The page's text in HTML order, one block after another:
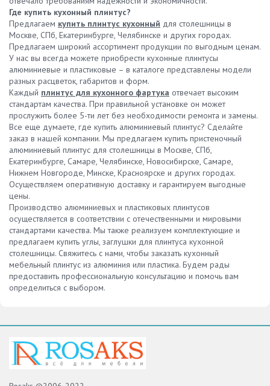
Где купить кухонный плинтус?
Предлагаем купить плинтус кухонный для столешницы в
Москве, СПб, Екатеринбурге, Челябинске и других городах.
Предлагаем широкий ассортимент продукции по выгодным ценам.
У нас вы всегда можете приобрести кухонные плинтусы
алюминиевые и пластиковые – в каталоге представлены модели
разных расцветок, габаритов и форм.
Каждый плинтус для кухонного фартука отвечает высоким
стандартам качества. При правильной установке он может
прослужить более 5-ти лет без необходимости ремонта и замены.
Все еще думаете, где купить алюминиевый плинтус? Сделайте
заказ в нашей компании. Мы предлагаем купить пристеночный
алюминиевый плинтус для столешницы в Москве, СПб,
Екатеринбурге, Самаре, Челябинске, Новосибирске, Самаре,
Нижнем Новгороде, Минске, Красноярске и других городах.
Осуществляем оперативную доставку и гарантируем выгодные
цены.
Производство алюминиевых и пластиковых плинтусов
осуществляется в соответствии с отечественными и мировыми
стандартами качества. Мы также реализуем комплектующие и
предлагаем купить углы, заглушки для плинтуса кухонной
столешницы. Свяжитесь с нами, чтобы заказать кухонный
мебельный плинтус из алюминия или пластика. Будем рады
предоставить профессиональную консультацию и помочь вам
определиться с выбором.